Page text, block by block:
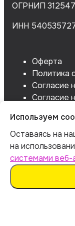
ОГРНИП
ИНН
Оферта
Политика
Согласие
Согласие
Используем
Оставаясь на
на
системами веб-